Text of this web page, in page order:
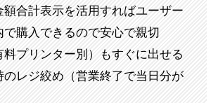
額合計表示を活用すればユーザー
購入できるので安心で親切
料プリンター別）もすぐに出せる
のレジ絞め（営業終了で当日分が